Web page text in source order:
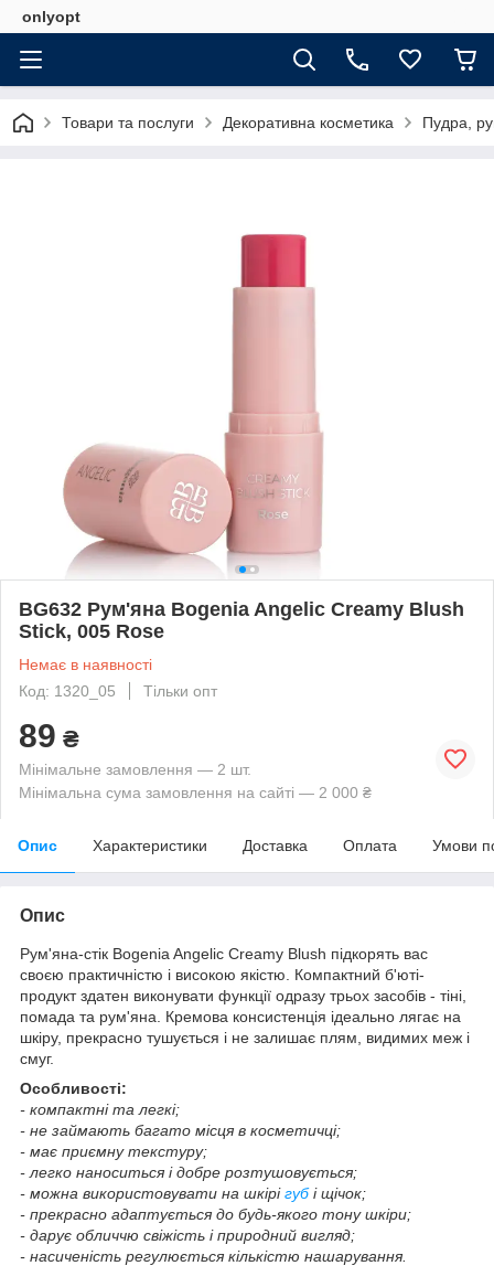
onlyopt
Товари та послуги Декоративна косметика Пудра,
BG632 Рум'яна Bogenia Angelic Creamy Blush
Stick, 005 Rose
Немає в наявності
Код: 1320_05
Тільки опт
89 ₴
Мінімальне замовлення — 2 шт.
Мінімальна сума замовлення на сайті — 2 000 ₴
Опис Характеристики Доставка Оплата Умови
Опис
Рум'яна-стік Bogenia Angelic Creamy Blush підкорять вас
своєю практичністю і високою якістю. Компактний б'юті-
продукт здатен виконувати функції одразу трьох засобів - тіні,
помада та рум'яна. Кремова консистенція ідеально лягає на
шкіру, прекрасно тушується і не залишає плям, видимих меж і
смуг.
Особливості:
- компактні та легкі;
- не займають багато місця в косметичці;
- має приємну текстуру;
- легко наноситься і добре розтушовується;
- можна використовувати на шкірігубі щічок;
- прекрасно адаптується до будь-якого тону шкіри;
- дарує обличчю свіжість і природний вигляд;
- насиченість регулюється кількістю нашарування.